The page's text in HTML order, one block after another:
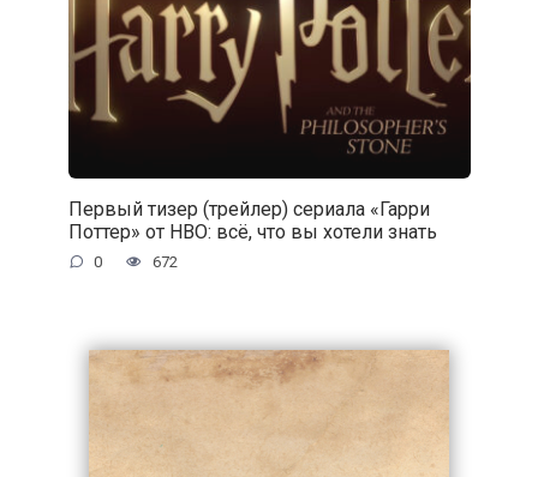
Первый тизер (трейлер) сериала «Гарри
Поттер» от HBO: всё, что вы хотели знать
0 672